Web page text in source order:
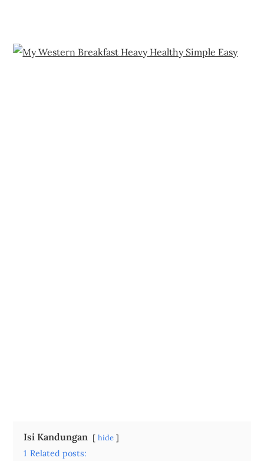
Isi Kandungan hide
1 Related posts: